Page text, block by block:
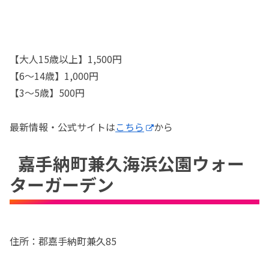
【大人15歳以上】1,500円
【6〜14歳】1,000円
【3〜5歳】500円
最新情報・公式サイトはこちら から
嘉手納町兼久海浜公園ウォー
ターガーデン
住所：郡嘉手納町兼久85